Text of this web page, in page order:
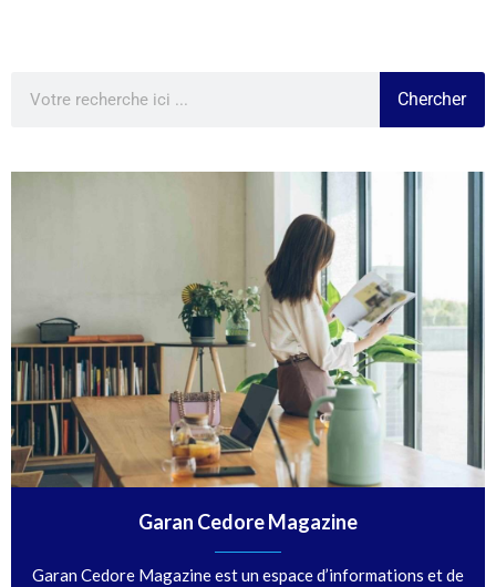
Chercher
Garan Cedore Magazine
Garan Cedore Magazine est un espace d’informations et de